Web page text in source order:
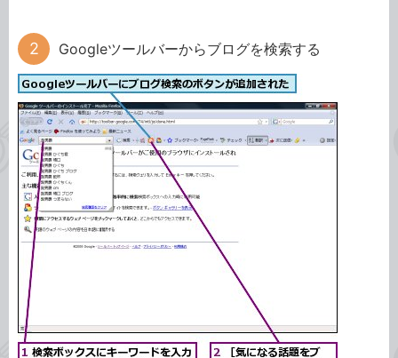
Googleツールバーからブログを検索する